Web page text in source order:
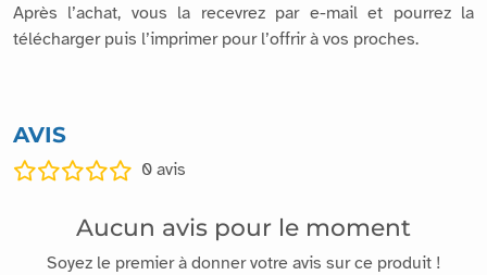
Après l’achat, vous la recevrez par e-mail et pourrez la
télécharger puis l’imprimer pour l’offrir à vos proches.
AVIS
0 avis
Aucun avis pour le moment
Soyez le premier à donner votre avis sur ce produit !